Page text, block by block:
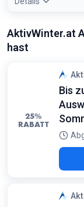
Helmcase, was
Skigepäck vor
Nur gültig für
AktivWinter.at
hast
25%
RABATT
Bis